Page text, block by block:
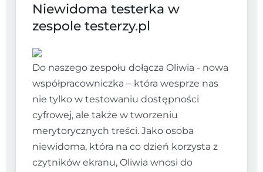
Niewidoma testerka w
zespole testerzy.pl
Do naszego zespołu dołącza Oliwia - nowa
współpracowniczka – która wesprze nas
nie tylko w testowaniu dostępności
cyfrowej, ale także w tworzeniu
merytorycznych treści. Jako osoba
niewidoma, która na co dzień korzysta z
czytników ekranu, Oliwia wnosi do